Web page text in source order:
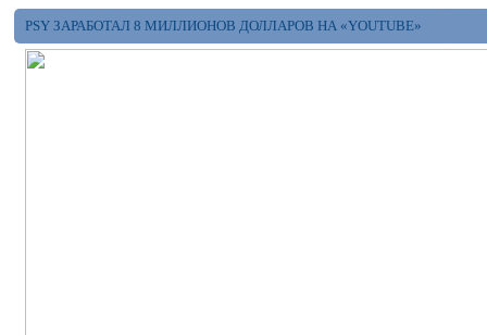
PSY ЗАРАБОТАЛ 8 МИЛЛИОНОВ ДОЛЛАРОВ НА «YOUTUBE»